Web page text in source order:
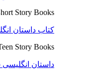
Story Books
کتاب داستان
Story Books
داستان انگلیسی